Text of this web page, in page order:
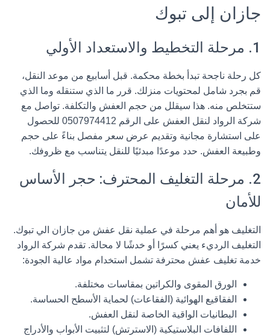
جازان إلى تبوك
1. مرحلة التخطيط والاستعداد الأولي
كل رحلة ناجحة تبدأ بخطة محكمة. قبل أسابيع من موعد النقل،
قم بجرد شامل لمحتويات منزلك. قرر ما الذي ستنقله وما الذي
ستتخلص منه. هذا سيقلل من حجم العفش والتكلفة. تواصل مع
شركة الرواد لنقل العفش على الرقم 0507974412 للحصول
على استشارة مجانية وتقديم عرض سعر مفصل بناءً على حجم
وطبيعة العفش. حدد موعدًا مبدئيًا للنقل يتناسب مع ظروفك.
2. مرحلة التغليف المحترف: حجر الأساس
للأمان
التغليف هو أهم مرحلة في عملية نقل عفش من جازان الي تبوك.
التغليف الرديء يعني كسرًا أو خدشًا لا محالة. تقدم شركة الرواد
خدمة تغليف عفش محترفة تشمل استخدام مواد عالية الجودة:
الورق المقوى والكراتين بمقاسات مختلفة.
الفقاقيع الهوائية (الفقاعات) لحماية الأسطح الحساسة.
البطانيات الواقية الخاصة لنقل العفش.
اللفافات البلاستيكية (الاسترتش) لتثبيت الأبواب والأدراج